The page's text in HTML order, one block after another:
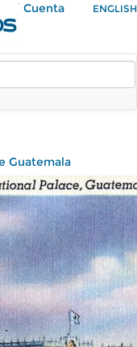
Mi Cuenta ENGLISH
Guatemala